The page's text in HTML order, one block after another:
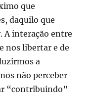
que
daquilo que
A interação entre
nos libertar e de
a
não perceber
“contribuindo”